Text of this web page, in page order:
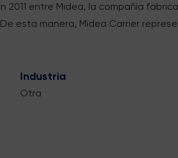
entre Midea, la compañía
esta manera, Midea Carrier
Industria
Otra